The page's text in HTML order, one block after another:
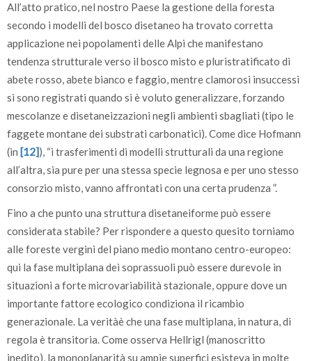
All’atto pratico, nel nostro Paese la gestione della foresta
secondo i modelli del bosco disetaneo ha trovato corretta
applicazione nei popolamenti delle Alpi che manifestano
tendenza strutturale verso il bosco misto e pluristratificato di
abete rosso, abete bianco e faggio, mentre clamorosi insuccessi
si sono registrati quando si è voluto generalizzare, forzando
mescolanze e disetaneizzazioni negli ambienti sbagliati (tipo le
faggete montane dei substrati carbonatici). Come dice Hofmann
(in [12]), “i trasferimenti di modelli strutturali da una regione
all’altra, sia pure per una stessa specie legnosa e per uno stesso
consorzio misto, vanno affrontati con una certa prudenza ”.
Fino a che punto una struttura disetaneiforme può essere
considerata stabile? Per rispondere a questo quesito torniamo
alle foreste vergini del piano medio montano centro-europeo:
qui la fase multiplana dei soprassuoli può essere durevole in
situazioni a forte microvariabilità stazionale, oppure dove un
importante fattore ecologico condiziona il ricambio
generazionale. La veritàè che una fase multiplana, in natura, di
regola è transitoria. Come osserva Hellrigl (manoscritto
inedito), la monoplanarità su ampie superfici esisteva in molte